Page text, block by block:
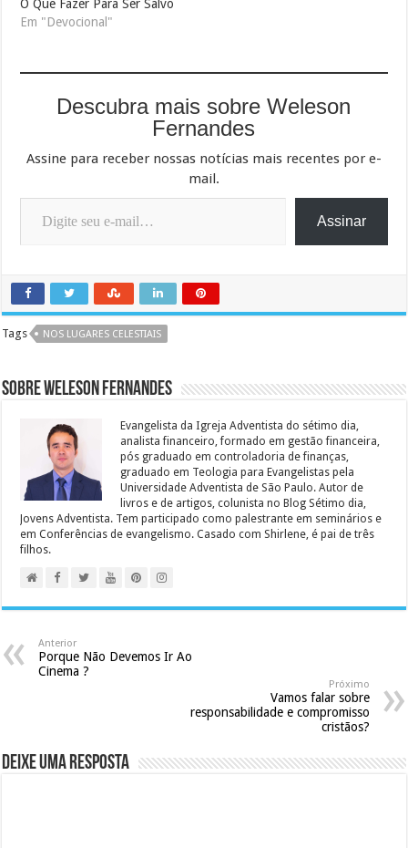
O Que Fazer Para Ser Salvo
Em "Devocional"
Descubra mais sobre Weleson
Fernandes
Assine para receber nossas notícias mais recentes por e-
mail.
Digite seu e-mail…
Assinar
Tags NOS LUGARES CELESTIAIS
Sobre Weleson Fernandes
Evangelista da Igreja Adventista do sétimo dia,
analista financeiro, formado em gestão financeira,
pós graduado em controladoria de finanças,
graduado em Teologia para Evangelistas pela
Universidade Adventista de São Paulo. Autor de
livros e de artigos, colunista no Blog Sétimo dia,
Jovens Adventista. Tem participado como palestrante em seminários e
em Conferências de evangelismo. Casado com Shirlene, é pai de três
filhos.
Anterior
Porque Não Devemos Ir Ao
Cinema ?
Próximo
Vamos falar sobre
responsabilidade e compromisso
cristãos?
Deixe uma resposta